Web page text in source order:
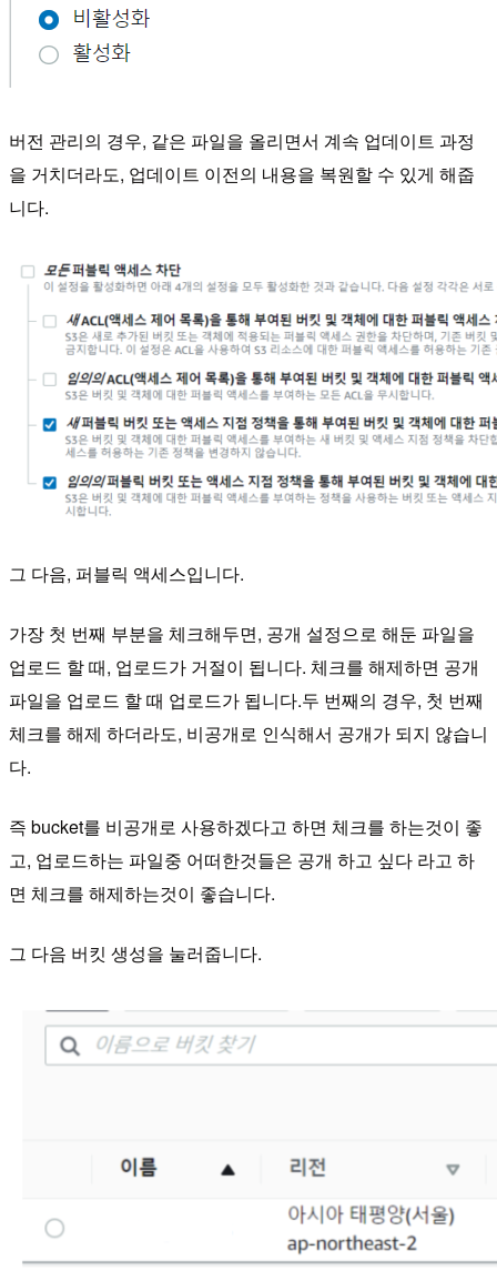
버전 관리의 경우, 같은 파일을 올리면서 계속 업데이트 과정
을 거치더라도, 업데이트 이전의 내용을 복원할 수 있게 해줍
니다.
그 다음, 퍼블릭 액세스입니다.
가장 첫 번째 부분을 체크해두면, 공개 설정으로 해둔 파일을
업로드 할 때, 업로드가 거절이 됩니다. 체크를 해제하면 공개
파일을 업로드 할 때 업로드가 됩니다.두 번째의 경우, 첫 번째
체크를 해제 하더라도, 비공개로 인식해서 공개가 되지 않습니
다.
즉 bucket를 비공개로 사용하겠다고 하면 체크를 하는것이 좋
고, 업로드하는 파일중 어떠한것들은 공개 하고 싶다 라고 하
면 체크를 해제하는것이 좋습니다.
그 다음 버킷 생성을 눌러줍니다.